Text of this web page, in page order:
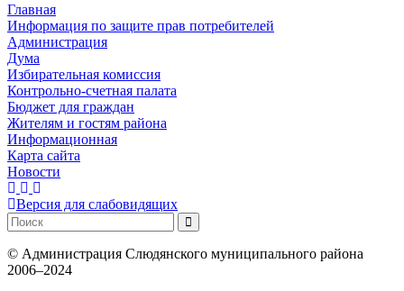
Главная
Информация по защите прав потребителей
Администрация
Дума
Избирательная комиссия
Контрольно-счетная палата
Бюджет для граждан
Жителям и гостям района
Информационная
Карта сайта
Новости
Версия для слабовидящих
© Администрация Слюдянского муниципального района
2006–2024